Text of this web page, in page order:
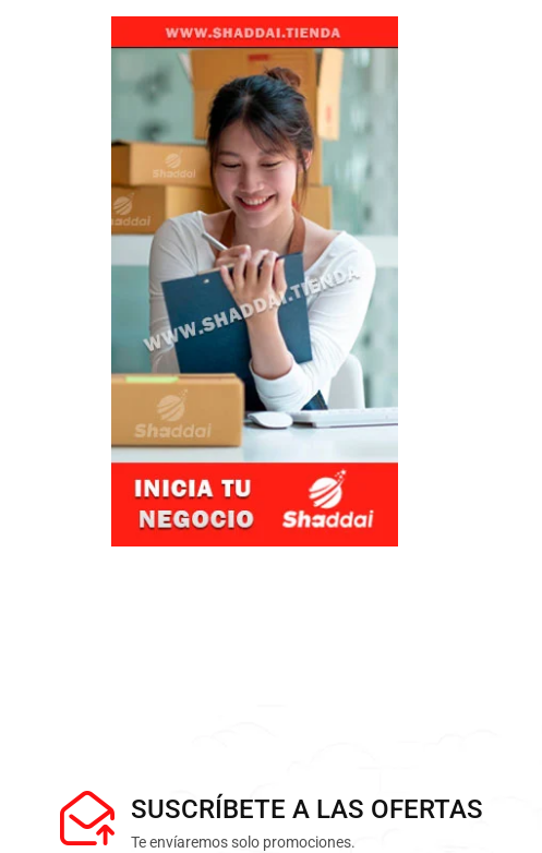
SUSCRÍBETE A LAS OFERTAS
Te envíaremos solo promociones.